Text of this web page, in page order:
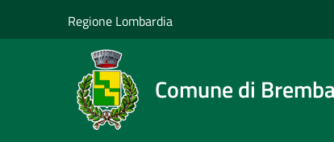
Regione Lombardia
Comune di